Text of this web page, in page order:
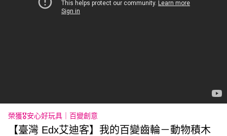
榮獲🎖️安心好玩具｜百變創意
【臺灣 Edx艾迪客】我的百變齒輪－動物積木